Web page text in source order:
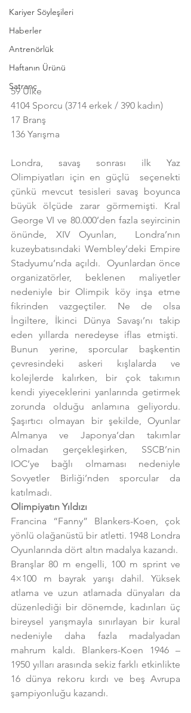
Kariyer Söyleşileri
Haberler
Antrenörlük
Haftanın Ürünü
Satranç
59 Ülke
4104 Sporcu (3714 erkek / 390 kadın)
17 Branş
136 Yarışma
Londra, savaş sonrası ilk Yaz
Olimpiyatları için en güçlü  seçenekti
çünkü mevcut tesisleri savaş boyunca
büyük ölçüde zarar görmemişti. Kral
George VI ve 80.000’den fazla seyircinin
önünde, XIV Oyunları,  Londra’nın
kuzeybatısındaki Wembley’deki Empire
Stadyumu’nda açıldı.  Oyunlardan önce
organizatörler, beklenen maliyetler
nedeniyle bir Olimpik köy inşa etme
fikrinden vazgeçtiler. Ne de olsa
İngiltere, İkinci Dünya Savaşı’nı takip
eden yıllarda neredeyse iflas etmişti.
Bunun yerine, sporcular başkentin
çevresindeki askeri kışlalarda ve
kolejlerde kalırken, bir çok takımın
kendi yiyeceklerini yanlarında getirmek
zorunda olduğu anlamına geliyordu.
Şaşırtıcı olmayan bir şekilde, Oyunlar
Almanya ve Japonya’dan takımlar
olmadan gerçekleşirken, SSCB’nin
IOC’ye bağlı olmaması nedeniyle
Sovyetler Birliği’nden sporcular da
katılmadı.
Olimpiyatın Yıldızı
Francina “Fanny” Blankers-Koen, çok
yönlü olağanüstü bir atletti. 1948 Londra
Oyunlarında dört altın madalya kazandı.
Branşlar 80 m engelli, 100 m sprint ve
4×100 m bayrak yarışı dahil. Yüksek
atlama ve uzun atlamada dünyaları da
düzenlediği bir dönemde, kadınları üç
bireysel yarışmayla sınırlayan bir kural
nedeniyle daha fazla madalyadan
mahrum kaldı. Blankers-Koen 1946 –
1950 yılları arasında sekiz farklı etkinlikte
16 dünya rekoru kırdı ve beş Avrupa
şampiyonluğu kazandı.